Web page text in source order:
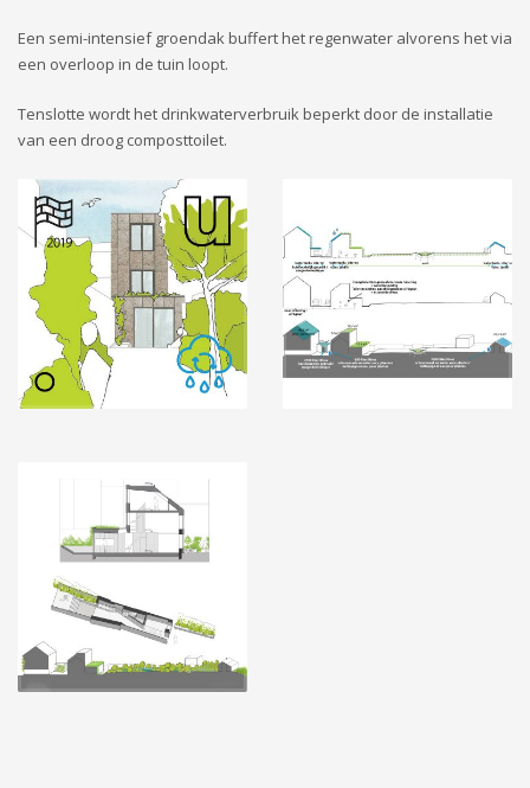
Een semi-intensief groendak buffert het regenwater alvorens het via
een overloop in de tuin loopt.
Tenslotte wordt het drinkwaterverbruik beperkt door de installatie
van een droog composttoilet.